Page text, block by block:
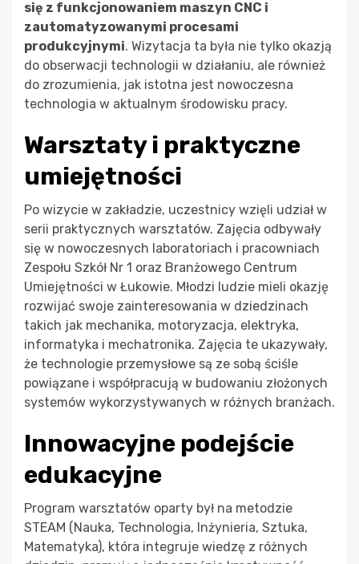
się z funkcjonowaniem maszyn CNC i
zautomatyzowanymi procesami
produkcyjnymi. Wizytacja ta była nie tylko okazją
do obserwacji technologii w działaniu, ale również
do zrozumienia, jak istotna jest nowoczesna
technologia w aktualnym środowisku pracy.
Warsztaty i praktyczne
umiejętności
Po wizycie w zakładzie, uczestnicy wzięli udział w
serii praktycznych warsztatów. Zajęcia odbywały
się w nowoczesnych laboratoriach i pracowniach
Zespołu Szkół Nr 1 oraz Branżowego Centrum
Umiejętności w Łukowie. Młodzi ludzie mieli okazję
rozwijać swoje zainteresowania w dziedzinach
takich jak mechanika, motoryzacja, elektryka,
informatyka i mechatronika. Zajęcia te ukazywały,
że technologie przemysłowe są ze sobą ściśle
powiązane i współpracują w budowaniu złożonych
systemów wykorzystywanych w różnych branżach.
Innowacyjne podejście
edukacyjne
Program warsztatów oparty był na metodzie
STEAM (Nauka, Technologia, Inżynieria, Sztuka,
Matematyka), która integruje wiedzę z różnych